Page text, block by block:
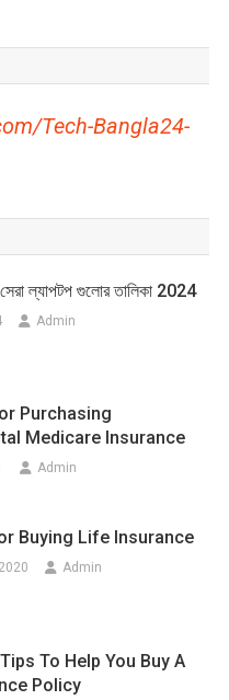
Tech-Bangla24-
ল্যাপটপ গুলোর তালিকা 2024
Admin
Purchasing
Medicare Insurance
Admin
Buying Life Insurance
Admin
To Help You Buy A
Policy